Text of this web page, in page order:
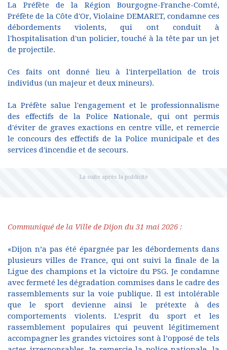
La Préfète de la Région Bourgogne-Franche-Comté,
Préfète de la Côte d'Or, Violaine DEMARET, condamne ces
débordements violents, qui ont conduit à
l'hospitalisation d'un policier, touché à la tête par un jet
de projectile.
Ces faits ont donné lieu à l'interpellation de trois
individus (un majeur et deux mineurs).
La Préfète salue l'engagement et le professionnalisme
des effectifs de la Police Nationale, qui ont permis
d'éviter de graves exactions en centre ville, et remercie
le concours des effectifs de la Police municipale et des
services d'incendie et de secours.
Communiqué de la Ville de Dijon du 31 mai 2026 :
«Dijon n’a pas été épargnée par les débordements dans
plusieurs villes de France, qui ont suivi la finale de la
Ligue des champions et la victoire du PSG. Je condamne
avec fermeté les dégradation commises dans le cadre des
rassemblements sur la voie publique. Il est intolérable
que le sport devienne ainsi le prétexte à des
comportements violents. L’esprit du sport et les
rassemblement populaires qui peuvent légitimement
accompagner les grandes victoires sont à l’opposé de tels